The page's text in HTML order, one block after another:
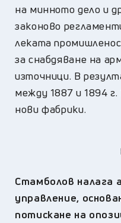
на минното дело и
законово
леката
за снабдяване на
източници. В
между 1887 и 1894
нови фабрики.
Стамболов налага
управление,
потискане на